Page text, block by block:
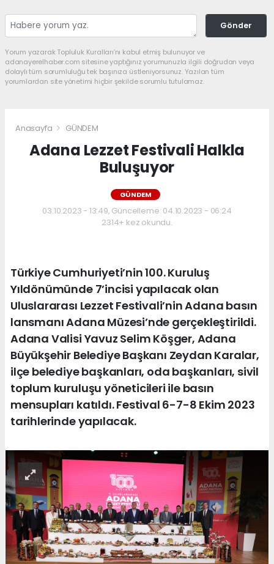
Gönder
Yorum yazarak Topluluk Kuralları’nı kabul etmiş bulunuyor ve
adanayerelhaber.com sitesine yaptığınız yorumunuzla ilgili doğrudan veya
dolaylı tüm sorumluluğu tek başınıza üstleniyorsunuz. Yazılan tüm
yorumlardan site yönetimi hiçbir şekilde sorumlu tutulamaz.
Anasayfa GÜNDEM
Adana Lezzet Festivali Halkla
Buluşuyor
GÜNDEM
03.10.2023 - 13:49, Güncelleme: 04.10.2023 - 06:24
2314+ kez okundu.
Türkiye Cumhuriyeti’nin 100. Kuruluş
Yıldönümünde 7’incisi yapılacak olan
Uluslararası Lezzet Festivali’nin Adana basın
lansmanı Adana Müzesi’nde gerçekleştirildi.
Adana Valisi Yavuz Selim Köşger, Adana
Büyükşehir Belediye Başkanı Zeydan Karalar,
ilçe belediye başkanları, oda başkanları, sivil
toplum kuruluşu yöneticileri ile basın
mensupları katıldı. Festival 6-7-8 Ekim 2023
tarihlerinde yapılacak.